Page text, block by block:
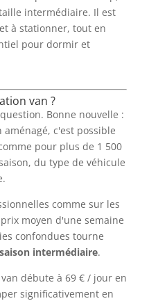
intermédiaire. Il est
à stationner, tout en
pour dormir et
van ?
Bonne nouvelle :
c'est possible
pour plus de 1 500
du type de véhicule
comme sur les
moyen d'une semaine
confondues tourne
intermédiaire.
débute à 69 € / jour en
significativement en